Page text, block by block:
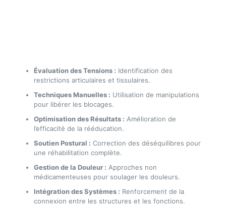
Évaluation des Tensions : Identification des
restrictions articulaires et tissulaires.
Techniques Manuelles : Utilisation de manipulations
pour libérer les blocages.
Optimisation des Résultats : Amélioration de
l’efficacité de la rééducation.
Soutien Postural : Correction des déséquilibres pour
une réhabilitation complète.
Gestion de la Douleur : Approches non
médicamenteuses pour soulager les douleurs.
Intégration des Systèmes : Renforcement de la
connexion entre les structures et les fonctions.